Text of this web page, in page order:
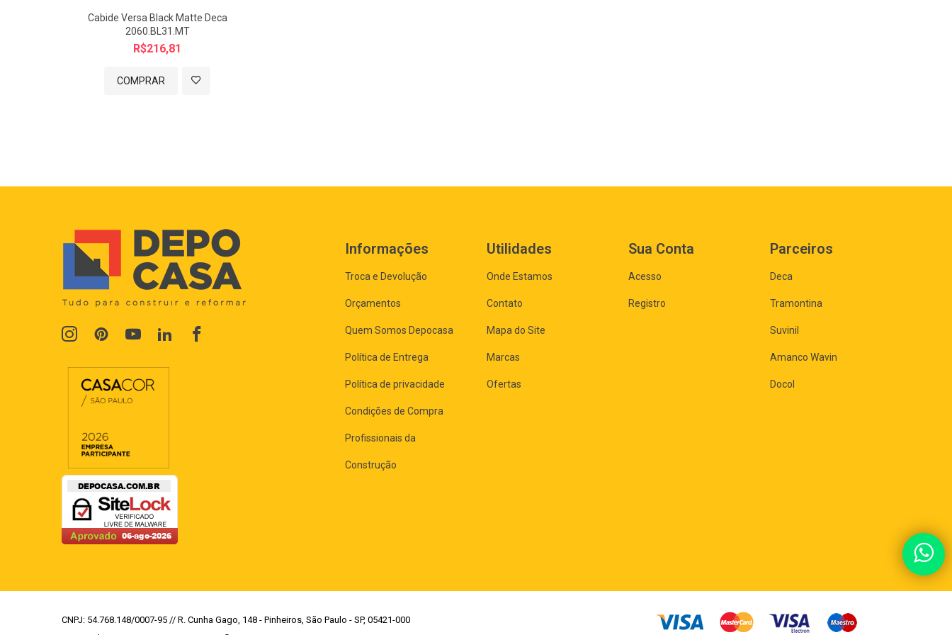
Observações:
A segunda imagem é especificação técnica do produto.
Todas as imagens são meramente ilustrativas.
Cabide Versa Black Matte Deca
2060.BL31.MT
R$216,81
COMPRAR
Informações
Troca e Devolução
Orçamentos
Quem Somos Depocasa
Política de Entrega
Política de privacidade
Condições de Compra
Profissionais da
Construção
Utilidades
Onde Estamos
Contato
Mapa do Site
Marcas
Ofertas
Sua Conta
Acesso
Registro
Parceiros
Deca
Tramontina
Suvinil
Amanco Wavin
Docol
CNPJ: 54.768.148/0007-95 // R. Cunha Gago, 148 - Pinheiros, São Paulo - SP, 05421-000